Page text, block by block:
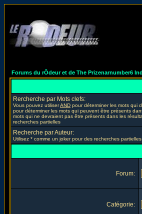
Forums du rÔdeur et de The Prizenarnumber6
Rercherche par Mots clefs:
Vous pouvez utiliserAND pour déterminer les mots qui
pour déterminer les mots qui peuvent être présents
mots qui ne devraient pas être présents dans les
recherches partielles
Recherche par Auteur:
Utilisez * comme un joker pour des recherches partielles
Forum:
Catégorie: